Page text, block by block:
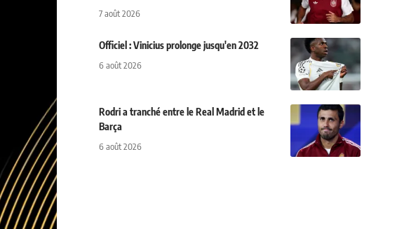
7 août 2026
Officiel : Vinicius prolonge jusqu'en 2032
6 août 2026
Rodri a tranché entre le Real Madrid et le
Barça
6 août 2026